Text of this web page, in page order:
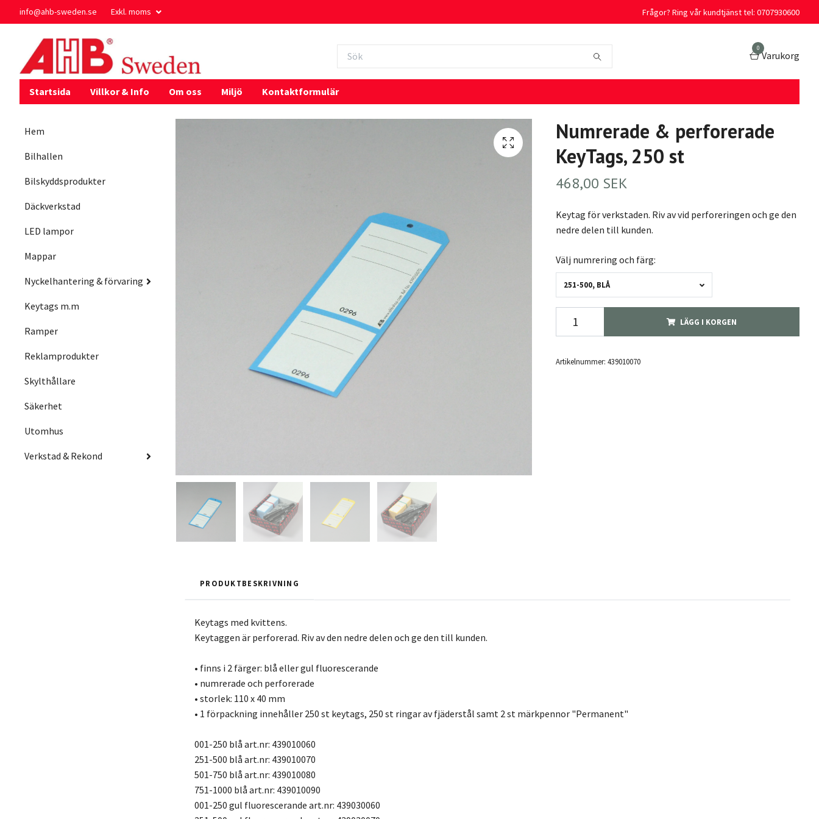
info@ahb-sweden.se Exkl. moms Frågor? Ring vår kundtjänst tel: 0707930600
0
Varukorg
Startsida Villkor & Info Om oss Miljö Kontaktformulär
Hem
Bilhallen
Bilskyddsprodukter
Däckverkstad
LED lampor
Mappar
Nyckelhantering & förvaring
Keytags m.m
Ramper
Reklamprodukter
Skylthållare
Säkerhet
Utomhus
Verkstad & Rekond
Numrerade & perforerade
KeyTags, 250 st
468,00 SEK
Keytag för verkstaden. Riv av vid perforeringen och ge den
nedre delen till kunden.
Välj numrering och färg:
251-500, BLÅ
LÄGG I KORGEN
Artikelnummer: 439010070
PRODUKTBESKRIVNING
Keytags med kvittens.
Keytaggen är perforerad. Riv av den nedre delen och ge den till kunden.
• finns i 2 färger: blå eller gul fluorescerande
• numrerade och perforerade
• storlek: 110 x 40 mm
• 1 förpackning innehåller 250 st keytags, 250 st ringar av fjäderstål samt 2 st märkpennor "Permanent"
001-250 blå art.nr: 439010060
251-500 blå art.nr: 439010070
501-750 blå art.nr: 439010080
751-1000 blå art.nr: 439010090
001-250 gul fluorescerande art.nr: 439030060